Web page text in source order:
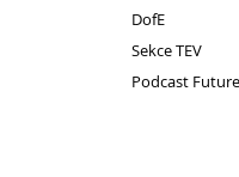
DofE
Sekce TEV
Podcast